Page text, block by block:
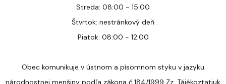
Streda: 08:00 - 15:00
Štvrtok: nestránkový deň
Piatok: 08:00 - 12:00
Obec komunikuje v ústnom a písomnom styku v jazyku
národnostnej menšiny podľa zákona č.184/1999 Zz. Tájékoztatjuk